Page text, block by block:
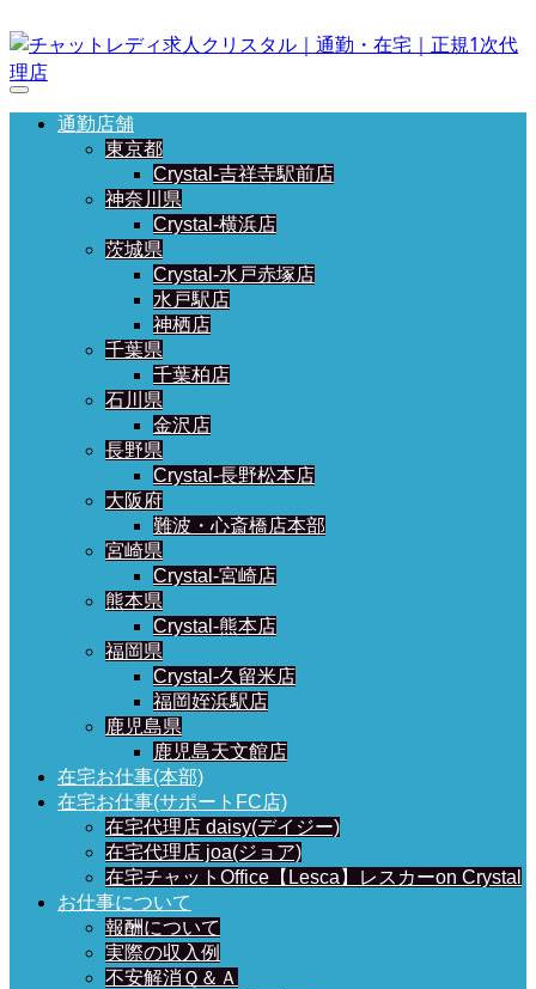
通勤店舗
東京都
Crystal-吉祥寺駅前店
神奈川県
Crystal-横浜店
茨城県
Crystal-水戸赤塚店
水戸駅店
神栖店
千葉県
千葉柏店
石川県
金沢店
長野県
Crystal-長野松本店
大阪府
難波・心斎橋店本部
宮崎県
Crystal-宮崎店
熊本県
Crystal-熊本店
福岡県
Crystal-久留米店
福岡姪浜駅店
鹿児島県
鹿児島天文館店
在宅お仕事(本部)
在宅お仕事(サポートFC店)
在宅代理店 daisy(デイジー)
在宅代理店 joa(ジョア)
在宅チャットOffice【Lesca】レスカーon Crystal
お仕事について
報酬について
実際の収入例
不安解消Ｑ＆Ａ